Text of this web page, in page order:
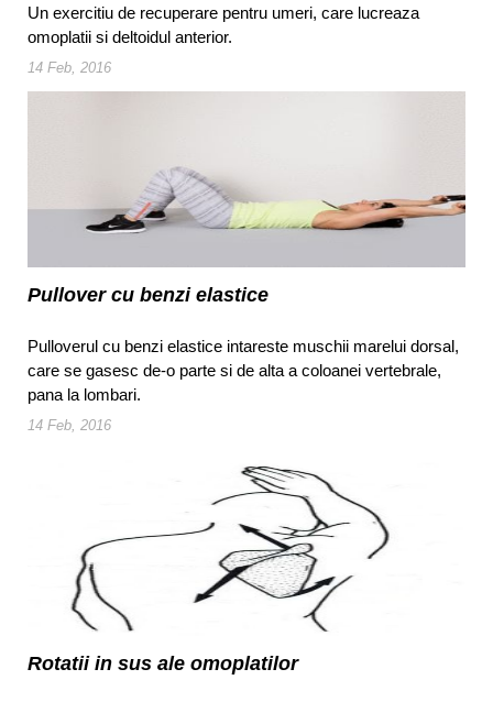
Un exercitiu de recuperare pentru umeri, care lucreaza
omoplatii si deltoidul anterior.
14 Feb, 2016
Pullover cu benzi elastice
Pulloverul cu benzi elastice intareste muschii marelui dorsal,
care se gasesc de-o parte si de alta a coloanei vertebrale,
pana la lombari.
14 Feb, 2016
Rotatii in sus ale omoplatilor